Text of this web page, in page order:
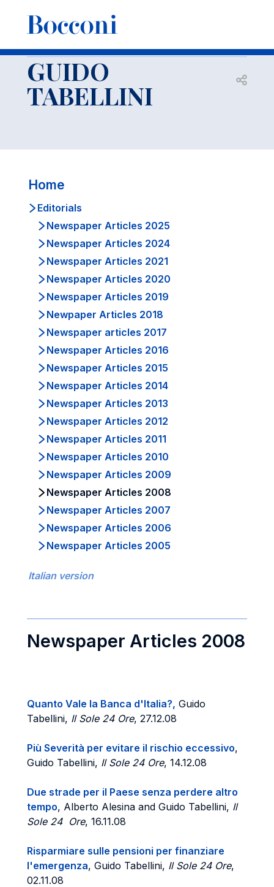
Faculty GUIDO TABELLINI
GUIDO
TABELLINI Open
Home
Editorials
Newspaper Articles 2025
Newspaper Articles 2024
Newspaper Articles 2021
Newspaper Articles 2020
Newspaper Articles 2019
Newpaper Articles 2018
Newspaper articles 2017
Newspaper Articles 2016
Newspaper Articles 2015
Newspaper Articles 2014
Newspaper Articles 2013
Newspaper Articles 2012
Newspaper Articles 2011
Newspaper Articles 2010
Newspaper Articles 2009
Newspaper Articles 2008
Newspaper Articles 2007
Newspaper Articles 2006
Newspaper Articles 2005
Italian version
Newspaper Articles 2008
Quanto Vale la Banca d'Italia?, Guido
Tabellini, Il Sole 24 Ore, 27.12.08
Più Severità per evitare il rischio eccessivo,
Guido Tabellini, Il Sole 24 Ore, 14.12.08
Due strade per il Paese senza perdere altro
tempo, Alberto Alesina and Guido Tabellini, Il
Sole 24 Ore, 16.11.08
Risparmiare sulle pensioni per finanziare
l'emergenza, Guido Tabellini, Il Sole 24 Ore,
02.11.08